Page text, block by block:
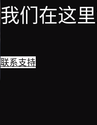
我们在这
联系支持